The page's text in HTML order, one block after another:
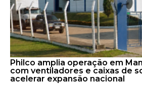
Philco amplia operação em
com ventiladores e caixas de
acelerar expansão nacional